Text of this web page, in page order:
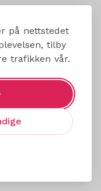
på nettstedet
tilby
trafikken vår.